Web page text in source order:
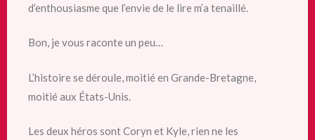
d’enthousiasme que l’envie de le lire m’a tenaillé.
Bon, je vous raconte un peu…
L’histoire se déroule, moitié en Grande-Bretagne,
moitié aux États-Unis.
Les deux héros sont Coryn et Kyle, rien ne les